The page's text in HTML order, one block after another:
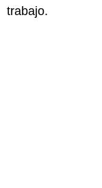
trabajo.